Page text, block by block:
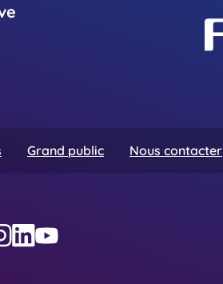
Grand public Nous contacter